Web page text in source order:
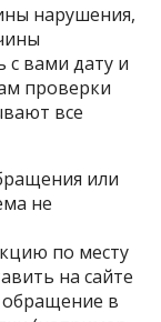
нарушения,
с вами дату и
проверки
все
или
не
по месту
на сайте
в